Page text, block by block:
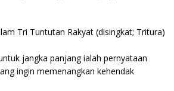
Tri Tuntutan Rakyat (disingkat; Tritura)
jangka panjang ialah pernyataan
ingin memenangkan kehendak